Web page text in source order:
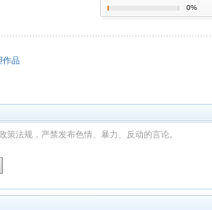
0%
品
策法规，严禁发布色情、暴力、反动的言论。